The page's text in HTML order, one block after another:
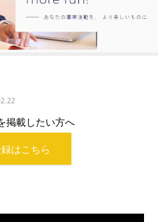
掲載したい方へ
はこちら